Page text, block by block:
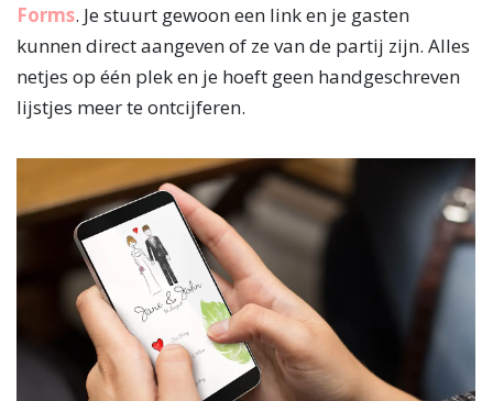
Forms. Je stuurt gewoon een link en je gasten
kunnen direct aangeven of ze van de partij zijn. Alles
netjes op één plek en je hoeft geen handgeschreven
lijstjes meer te ontcijferen.